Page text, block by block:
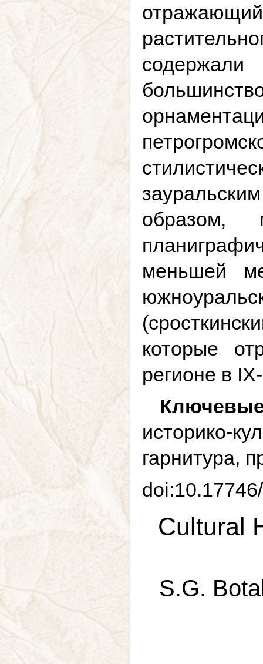
отражающий
образом,
меньшей
которые
регионе в
историко-
гарнитура,
Cultural
S.G.